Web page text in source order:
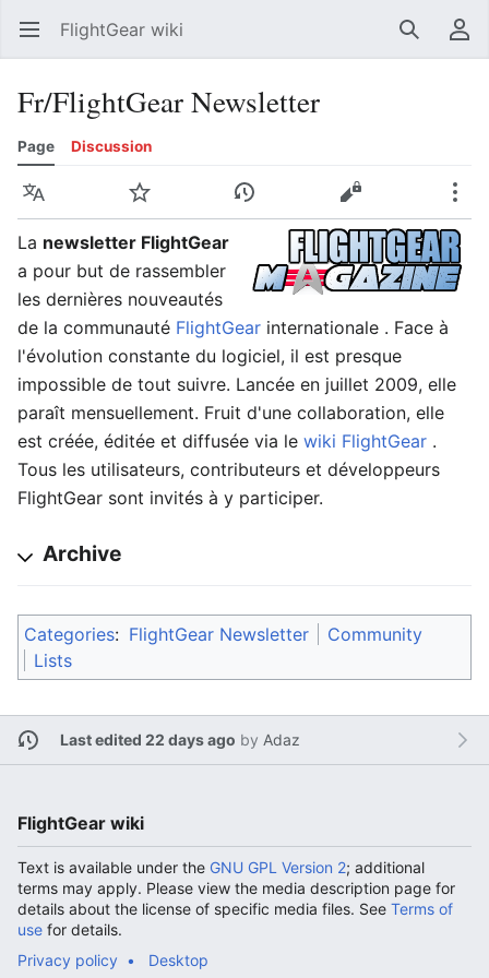
Open main menu FlightGear wiki SearchUser menu
Fr/FlightGear Newsletter
Page Discussion
Language Watch History Edit
La newsletter FlightGear
a pour but de rassembler
les dernières nouveautés
de la communauté FlightGear internationale . Face à
l'évolution constante du logiciel, il est presque
impossible de tout suivre. Lancée en juillet 2009, elle
paraît mensuellement. Fruit d'une collaboration, elle
est créée, éditée et diffusée via le wiki FlightGear .
Tous les utilisateurs, contributeurs et développeurs
FlightGear sont invités à y participer.
Archive
Categories: FlightGear Newsletter
Community
Lists
Last edited 22 days ago by Adaz
FlightGear wiki
Text is available under the GNU GPL Version 2; additional
terms may apply. Please view the media description page for
details about the license of specific media files. See Terms of
use for details.
Privacy policy
Desktop